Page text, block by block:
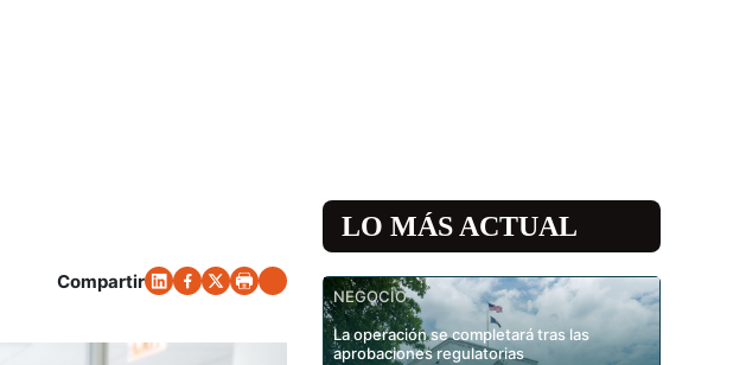
Compartir
LO MÁS ACTUAL
NEGOCIO
La operación se completará tras las
aprobaciones regulatorias